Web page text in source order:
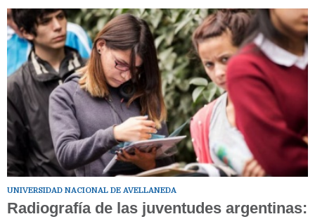
UNIVERSIDAD NACIONAL DE AVELLANEDA
Radiografía de las juventudes argentinas: